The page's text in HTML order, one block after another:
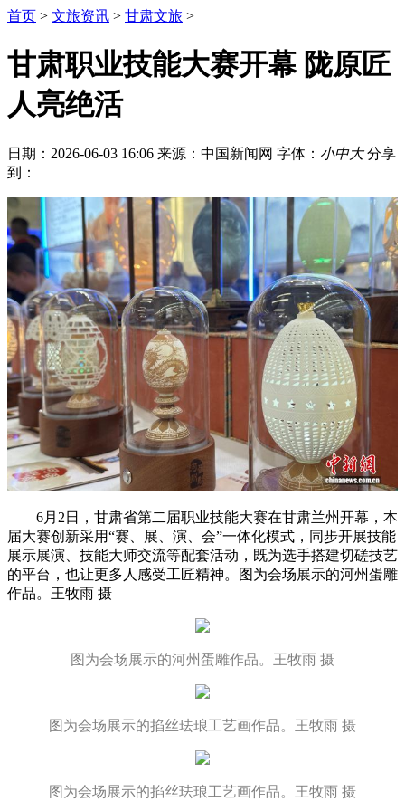
首页 > 文旅资讯 > 甘肃文旅 >
甘肃职业技能大赛开幕 陇原匠
人亮绝活
日期：2026-06-03 16:06 来源：中国新闻网 字体： 小中大 分享
到：
6月2日，甘肃省第二届职业技能大赛在甘肃兰州开幕，本
届大赛创新采用“赛、展、演、会”一体化模式，同步开展技能
展示展演、技能大师交流等配套活动，既为选手搭建切磋技艺
的平台，也让更多人感受工匠精神。图为会场展示的河州蛋雕
作品。王牧雨 摄
图为会场展示的河州蛋雕作品。王牧雨 摄
图为会场展示的掐丝珐琅工艺画作品。王牧雨 摄
图为会场展示的掐丝珐琅工艺画作品。王牧雨 摄